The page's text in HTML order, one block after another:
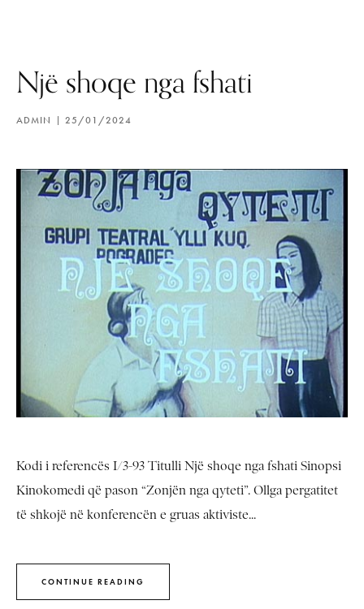
Një shoqe nga fshati
ADMIN 25/01/2024
Kodi i referencës I/3-93 Titulli Një shoqe nga fshati Sinopsi
Kinokomedi që pason “Zonjën nga qyteti”. Ollga pergatitet
të shkojë në konferencën e gruas aktiviste...
CONTINUE READING